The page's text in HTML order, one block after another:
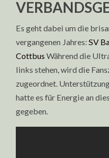
Es geht dabei um die
vergangenen Jahres:SV
Cottbus Während die
links stehen, wird die
zugeordnet.
hatte es für Energie an
gegeben.